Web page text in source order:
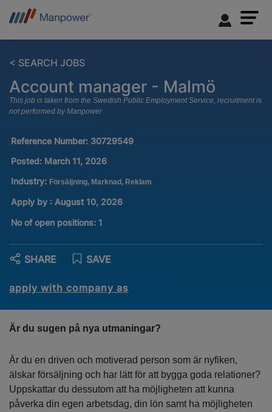
< SEARCH JOBS
Account manager - Malmö
This job is taken from the Swedish Public Employment Service, recruitment is
not performed by Manpower
Reference Number: 30729549
Posted: March 11, 2026
Industry: Försäljning, Marknad, Reklam
Apply by : August 10, 2026
No of open positions: 1
apply with company as
SAVE
SHARE
Är du sugen på nya utmaningar?
Är du en driven och motiverad person som är nyfiken,
älskar försäljning och har lätt för att bygga goda relationer?
Uppskattar du dessutom att ha möjligheten att kunna
påverka din egen arbetsdag, din lön samt ha möjligheten